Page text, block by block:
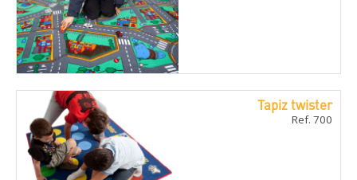
Tapiz twister
Ref. 700